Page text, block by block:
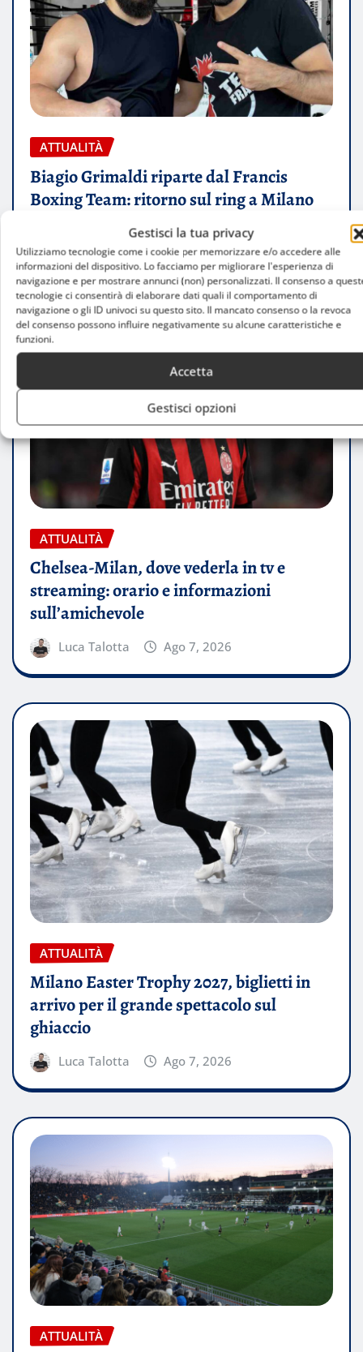
Gestisci la tua privacy
Utilizziamo tecnologie come i cookie per memorizzare e/o accedere alle
informazioni del dispositivo. Lo facciamo per migliorare l'esperienza di
navigazione e per mostrare annunci (non) personalizzati. Il consenso a
tecnologie ci consentirà di elaborare dati quali il comportamento di
navigazione o gli ID univoci su questo sito. Il mancato consenso o la revoca
del consenso possono influire negativamente su alcune caratteristiche e
funzioni.
Accetta
Gestisci opzioni
ATTUALITÀ
Biagio Grimaldi riparte dal Francis
Boxing Team: ritorno sul ring a Milano
Luca Talotta Ago 7, 2026
ATTUALITÀ
Chelsea-Milan, dove vederla in tv e
streaming: orario e informazioni
sull’amichevole
Luca Talotta Ago 7, 2026
ATTUALITÀ
Milano Easter Trophy 2027, biglietti in
arrivo per il grande spettacolo sul
ghiaccio
Luca Talotta Ago 7, 2026
ATTUALITÀ